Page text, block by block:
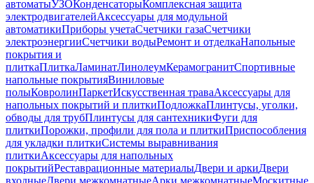
автоматыУЗОКонденсаторыКомплексная защита
электродвигателейАксессуары для модульной
автоматикиПриборы учетаСчетчики газаСчетчики
электроэнергииСчетчики водыРемонт и отделкаНапольные
покрытия и
плиткаПлиткаЛаминатЛинолеумКерамогранитСпортивные
напольные покрытияВиниловые
полыКовролинПаркетИскусственная траваАксессуары для
напольных покрытий и плиткиПодложкаПлинтусы, уголки,
обводы для трубПлинтусы для сантехникиФуги для
плиткиПорожки, профили для пола и плиткиПриспособления
для укладки плиткиСистемы выравнивания
плиткиАксессуары для напольных
покрытийРеставрационные материалыДвери и аркиДвери
входныеДвери межкомнатныеАрки межкомнатныеМоскитные